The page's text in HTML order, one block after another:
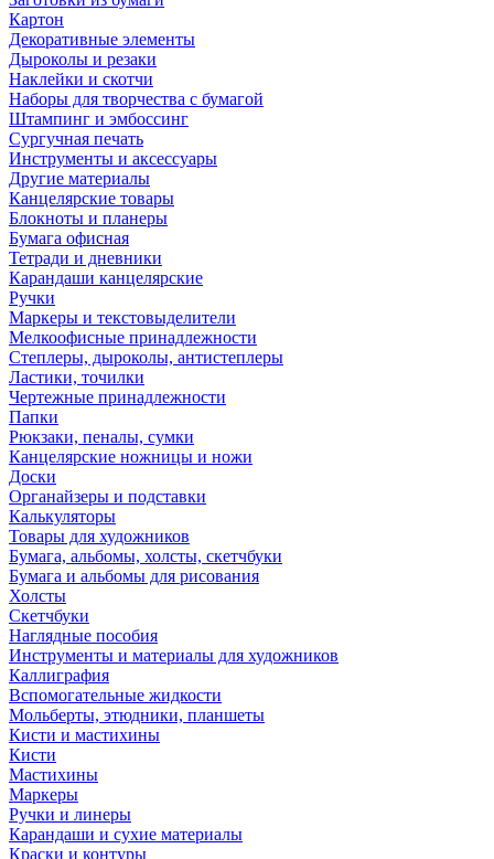
Картон
Декоративные элементы
Дыроколы и резаки
Наклейки и скотчи
Наборы для творчества с бумагой
Штампинг и эмбоссинг
Сургучная печать
Инструменты и аксессуары
Другие материалы
Канцелярские товары
Блокноты и планеры
Бумага офисная
Тетради и дневники
Карандаши канцелярские
Ручки
Маркеры и текстовыделители
Мелкоофисные принадлежности
Степлеры, дыроколы, антистеплеры
Ластики, точилки
Чертежные принадлежности
Папки
Рюкзаки, пеналы, сумки
Канцелярские ножницы и ножи
Доски
Органайзеры и подставки
Калькуляторы
Товары для художников
Бумага, альбомы, холсты, скетчбуки
Бумага и альбомы для рисования
Холсты
Скетчбуки
Наглядные пособия
Инструменты и материалы для художников
Каллиграфия
Вспомогательные жидкости
Мольберты, этюдники, планшеты
Кисти и мастихины
Кисти
Мастихины
Маркеры
Ручки и линеры
Карандаши и сухие материалы
Краски и контуры